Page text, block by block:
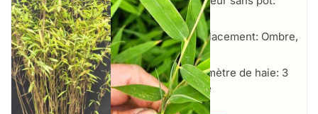
125+ cm
Emplacement: Ombre,
Soleil
Par mètre de haie: 3
par mètre